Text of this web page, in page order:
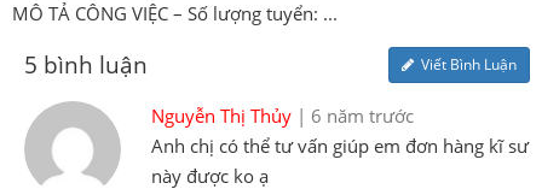
MÔ TẢ CÔNG VIỆC – Số lượng tuyển: ...
5 bình luận Viết Bình Luận
Nguyễn Thị Thủy | 6 năm trước
Anh chị có thể tư vấn giúp em đơn hàng kĩ sư
này được ko ạ